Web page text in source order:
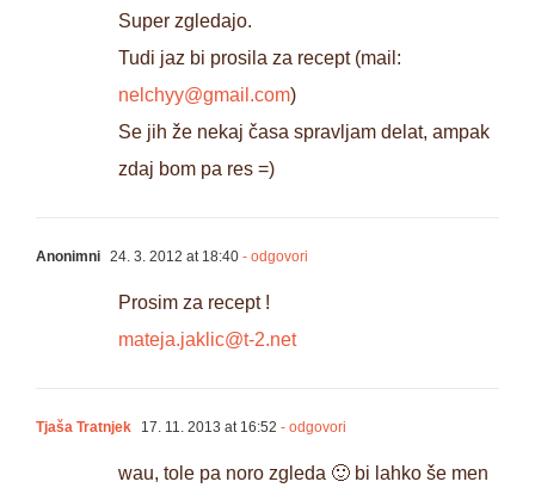
Super zgledajo.
Tudi jaz bi prosila za recept (mail:
nelchyy@gmail.com)
Se jih že nekaj časa spravljam delat, ampak
zdaj bom pa res =)
Anonimni 24. 3. 2012 at 18:40 - odgovori
Prosim za recept !
mateja.jaklic@t-2.net
Tjaša Tratnjek 17. 11. 2013 at 16:52 - odgovori
wau, tole pa noro zgleda 🙂 bi lahko še men